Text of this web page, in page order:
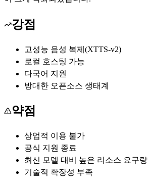
강점
고성능 음성 복제(XTTS-v2)
로컬 호스팅 가능
다국어 지원
방대한 오픈소스 생태계
약점
상업적 이용 불가
공식 지원 종료
최신 모델 대비 높은 리소스 요구량
기술적 확장성 부족